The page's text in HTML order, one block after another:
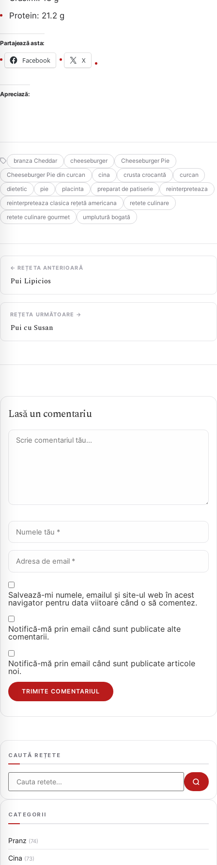
Protein: 21.2 g
Partajează asta:
Facebook X
Apreciază:
branza Cheddar cheeseburger
Cheeseburger Pie
Cheeseburger Pie din curcan
cina crusta crocantă
curcan
dietetic
pie placinta preparat de patiserie
reinterpreteaza
reinterpreteaza clasica rețetă americana
retete culinare
retete culinare gourmet
umplutură bogată
← REȚETA ANTERIOARĂ
Pui Lipicios
REȚETA URMĂTOARE →
Pui cu Susan
Lasă un comentariu
Comentariu *
Nume *
Email *
Salvează-mi numele, emailul și site-ul web în acest
navigator pentru data viitoare când o să comentez.
Notifică-mă prin email când sunt publicate alte
comentarii.
Notifică-mă prin email când sunt publicate articole
noi.
CAUTĂ REȚETE
Cauta
CATEGORII
Pranz (74)
Cina (73)